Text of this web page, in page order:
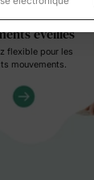
éveillés
flexible pour les
mouvements.
vous
confidentialité